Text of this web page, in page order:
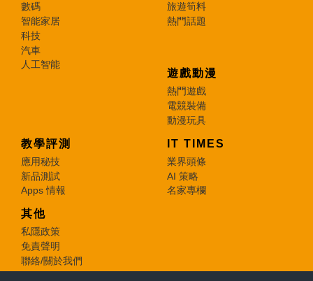
數碼
智能家居
科技
汽車
人工智能
旅遊筍料
熱門話題
遊戲動漫
熱門遊戲
電競裝備
動漫玩具
教學評測
應用秘技
新品測試
Apps 情報
IT TIMES
業界頭條
AI 策略
名家專欄
其他
私隱政策
免責聲明
聯絡/關於我們